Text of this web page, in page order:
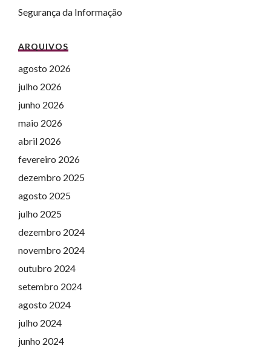
Segurança da Informação
ARQUIVOS
agosto 2026
julho 2026
junho 2026
maio 2026
abril 2026
fevereiro 2026
dezembro 2025
agosto 2025
julho 2025
dezembro 2024
novembro 2024
outubro 2024
setembro 2024
agosto 2024
julho 2024
junho 2024